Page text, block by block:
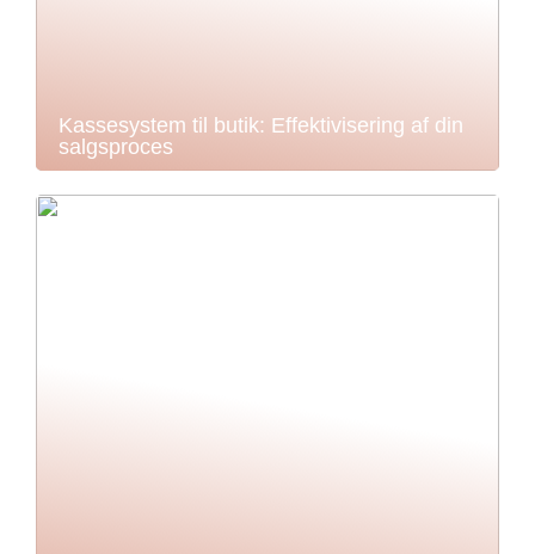
Kassesystem til butik: Effektivisering af din
salgsproces